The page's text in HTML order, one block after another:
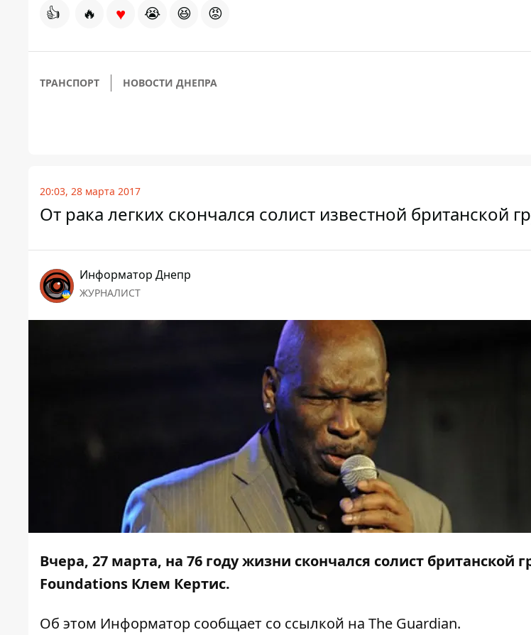
👍 🔥 ♥ 😭 😆 😡
ТРАНСПОРТ НОВОСТИ ДНЕПРА
20:03, 28 марта 2017
От рака легких скончался солист известной британской
Информатор Днепр
ЖУРНАЛИСТ
Вчера, 27 марта, на 76 году жизни скончался солист британской
Foundations Клем Кертис.
Об этом Информатор сообщает со ссылкой на The Guardian.